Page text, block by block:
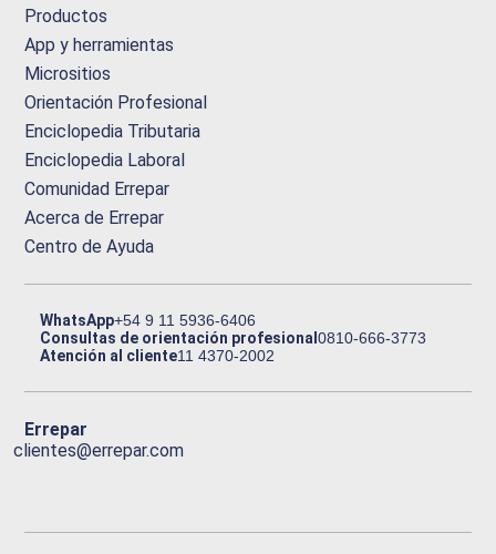
Productos
App y herramientas
Micrositios
Orientación Profesional
Enciclopedia Tributaria
Enciclopedia Laboral
Comunidad Errepar
Acerca de Errepar
Centro de Ayuda
WhatsApp+54 9 11 5936-6406
Consultas de orientación profesional0810-666-3773
Atención al cliente11 4370-2002
Errepar
clientes@errepar.com